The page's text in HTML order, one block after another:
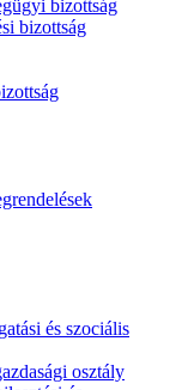
bizottság
bizottság
és szociális
osztály